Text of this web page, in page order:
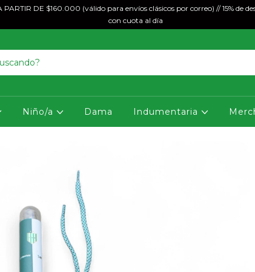
PARTIR DE $160.000 (válido para envíos clásicos por correo) // 15% de
con cuota al día
Niño/a Dama Indumentaria